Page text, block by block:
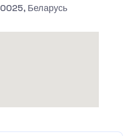
Беларусь